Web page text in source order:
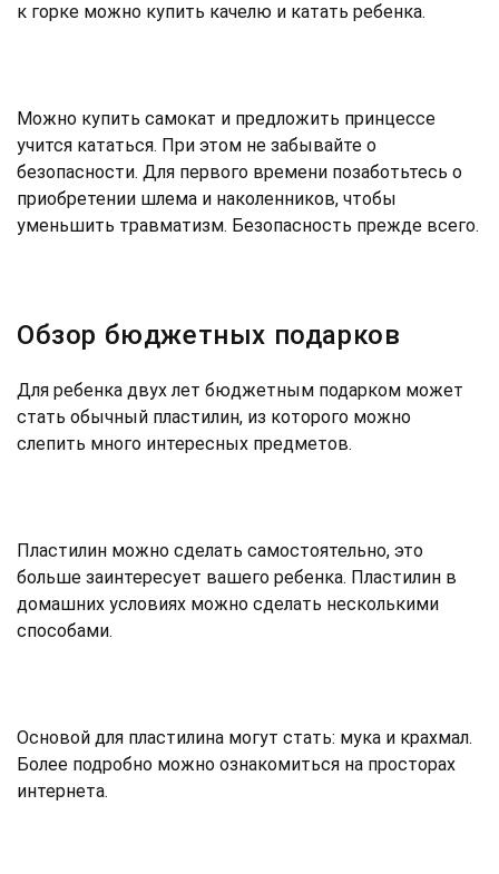
к горке можно купить качелю и катать ребенка.
Можно купить самокат и предложить принцессе
учится кататься. При этом не забывайте о
безопасности. Для первого времени позаботьтесь о
приобретении шлема и наколенников, чтобы
уменьшить травматизм. Безопасность прежде всего.
Обзор бюджетных подарков
Для ребенка двух лет бюджетным подарком может
стать обычный пластилин, из которого можно
слепить много интересных предметов.
Пластилин можно сделать самостоятельно, это
больше заинтересует вашего ребенка. Пластилин в
домашних условиях можно сделать несколькими
способами.
Основой для пластилина могут стать: мука и крахмал.
Более подробно можно ознакомиться на просторах
интернета.